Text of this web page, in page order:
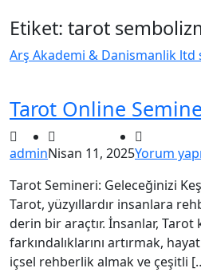
Etiket: tarot
Arş Akademi & Danismanlik ltd
Tarot Online
adminNisan 11, 2025Yorum
Tarot Semineri: Geleceğinizi
Tarot, yüzyıllardır insanlara
derin bir araçtır. İnsanlar, Tarot
farkındalıklarını artırmak,
içsel rehberlik almak ve çeşitli